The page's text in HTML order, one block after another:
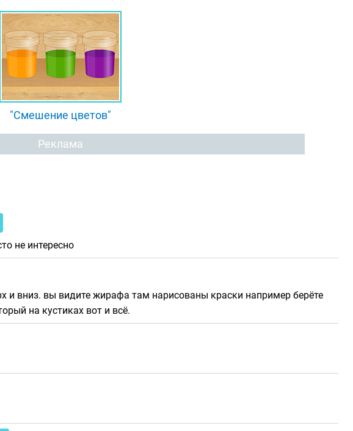
"Смешение цветов"
Реклама
не интересно
и вниз. вы видите жирафа там нарисованы краски например берёте
на кустиках вот и всё.